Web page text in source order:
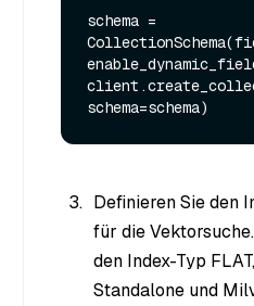
schema =
Definieren Sie den
für die
den Index-Typ
Standalone und